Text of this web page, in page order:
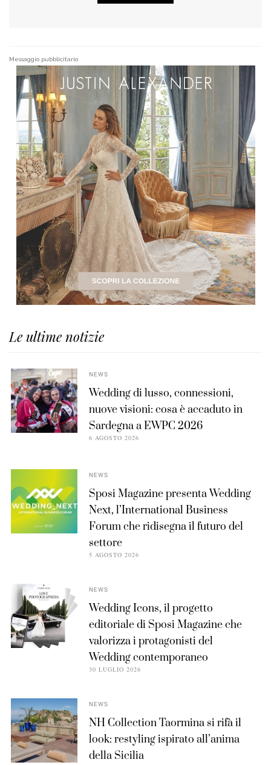
Messaggio pubblicitario
Le ultime notizie
NEWS
Wedding di lusso, connessioni,
nuove visioni: cosa è accaduto in
Sardegna a EWPC 2026
6 AGOSTO 2026
NEWS
Sposi Magazine presenta Wedding
Next, l’International Business
Forum che ridisegna il futuro del
settore
5 AGOSTO 2026
NEWS
Wedding Icons, il progetto
editoriale di Sposi Magazine che
valorizza i protagonisti del
Wedding contemporaneo
30 LUGLIO 2026
NEWS
NH Collection Taormina si rifà il
look: restyling ispirato all’anima
della Sicilia